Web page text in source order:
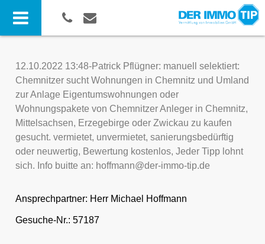
12.10.2022 13:48-Patrick Pflügner: manuell selektiert:
Chemnitzer sucht Wohnungen in Chemnitz und Umland
zur Anlage Eigentumswohnungen oder
Wohnungspakete von Chemnitzer Anleger in Chemnitz,
Mittelsachsen, Erzegebirge oder Zwickau zu kaufen
gesucht. vermietet, unvermietet, sanierungsbedürftig
oder neuwertig, Bewertung kostenlos, Jeder Tipp lohnt
sich. Info buitte an: hoffmann@der-immo-tip.de
Ansprechpartner: Herr Michael Hoffmann
Gesuche-Nr.: 57187